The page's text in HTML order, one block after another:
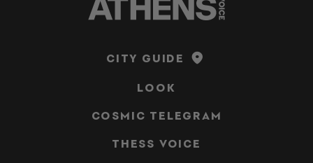
CITY GUIDE
LOOK
COSMIC TELEGRAM
THESS VOICE